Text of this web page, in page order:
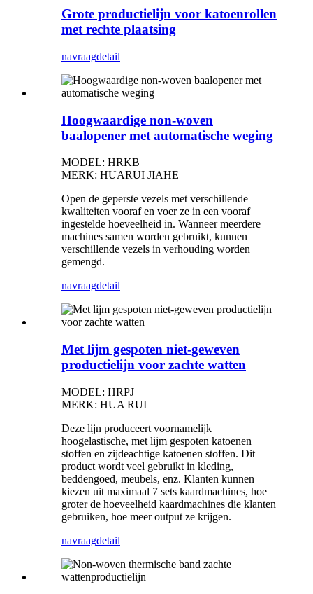
Grote productielijn voor katoenrollen
met rechte plaatsing
navraagdetail
Hoogwaardige non-woven
baalopener met automatische weging
MODEL: HRKB
MERK: HUARUI JIAHE
Open de geperste vezels met verschillende
kwaliteiten vooraf en voer ze in een vooraf
ingestelde hoeveelheid in. Wanneer meerdere
machines samen worden gebruikt, kunnen
verschillende vezels in verhouding worden
gemengd.
navraagdetail
Met lijm gespoten niet-geweven
productielijn voor zachte watten
MODEL: HRPJ
MERK: HUA RUI
Deze lijn produceert voornamelijk
hoogelastische, met lijm gespoten katoenen
stoffen en zijdeachtige katoenen stoffen. Dit
product wordt veel gebruikt in kleding,
beddengoed, meubels, enz. Klanten kunnen
kiezen uit maximaal 7 sets kaardmachines, hoe
groter de hoeveelheid kaardmachines die klanten
gebruiken, hoe meer output ze krijgen.
navraagdetail